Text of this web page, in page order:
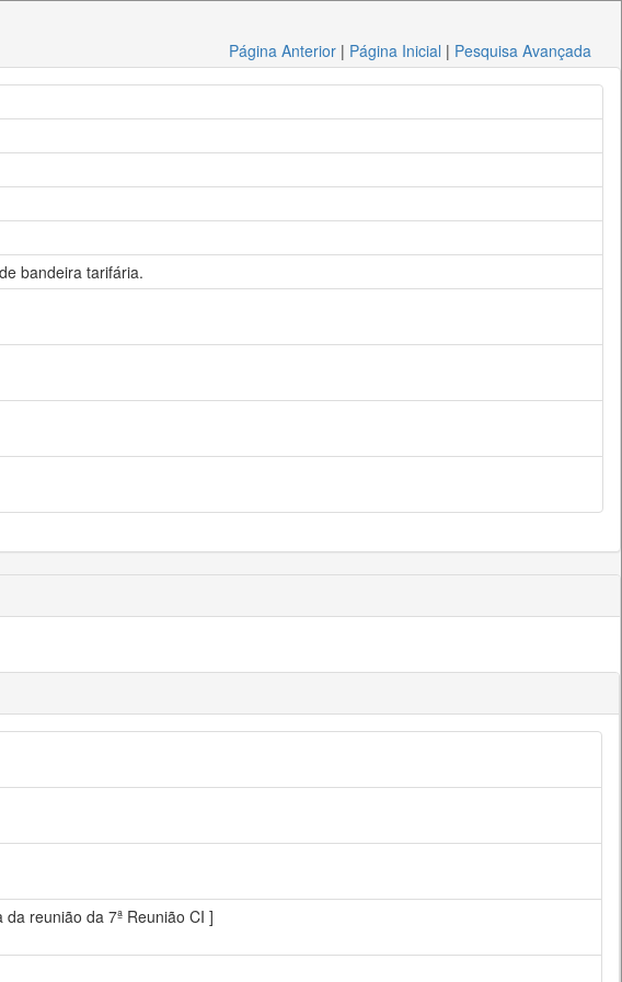
Página Anterior | Página Inicial | Pesquisa Avançada
bandeira tarifária.
reunião da 7ª Reunião CI ]